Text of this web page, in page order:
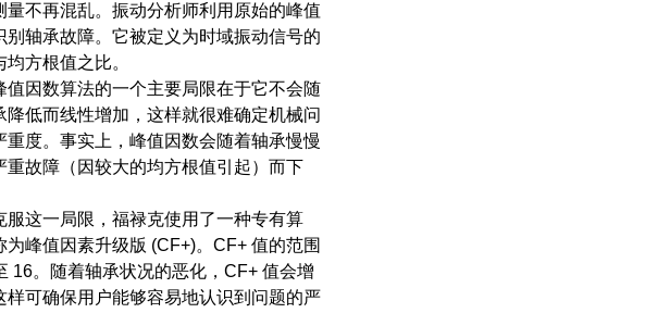
量不再混乱。振动分析师利用原始的峰值
别轴承故障。它被定义为时域振动信号的
均方根值之比。
值因数算法的一个主要局限在于它不会随
降低而线性增加，这样就很难确定机械问
重度。事实上，峰值因数会随着轴承慢慢
重故障（因较大的均方根值引起）而下
服这一局限，福禄克使用了一种专有算
为峰值因素升级版 (CF+)。CF+ 值的范围
16。随着轴承状况的恶化，CF+ 值会增
样可确保用户能够容易地认识到问题的严